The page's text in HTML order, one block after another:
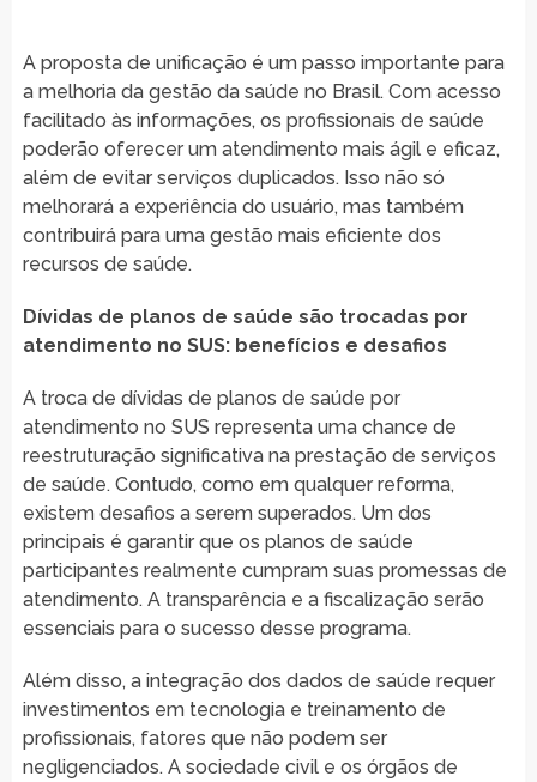
A proposta de unificação é um passo importante para
a melhoria da gestão da saúde no Brasil. Com acesso
facilitado às informações, os profissionais de saúde
poderão oferecer um atendimento mais ágil e eficaz,
além de evitar serviços duplicados. Isso não só
melhorará a experiência do usuário, mas também
contribuirá para uma gestão mais eficiente dos
recursos de saúde.
Dívidas de planos de saúde são trocadas por
atendimento no SUS: benefícios e desafios
A troca de dívidas de planos de saúde por
atendimento no SUS representa uma chance de
reestruturação significativa na prestação de serviços
de saúde. Contudo, como em qualquer reforma,
existem desafios a serem superados. Um dos
principais é garantir que os planos de saúde
participantes realmente cumpram suas promessas de
atendimento. A transparência e a fiscalização serão
essenciais para o sucesso desse programa.
Além disso, a integração dos dados de saúde requer
investimentos em tecnologia e treinamento de
profissionais, fatores que não podem ser
negligenciados. A sociedade civil e os órgãos de